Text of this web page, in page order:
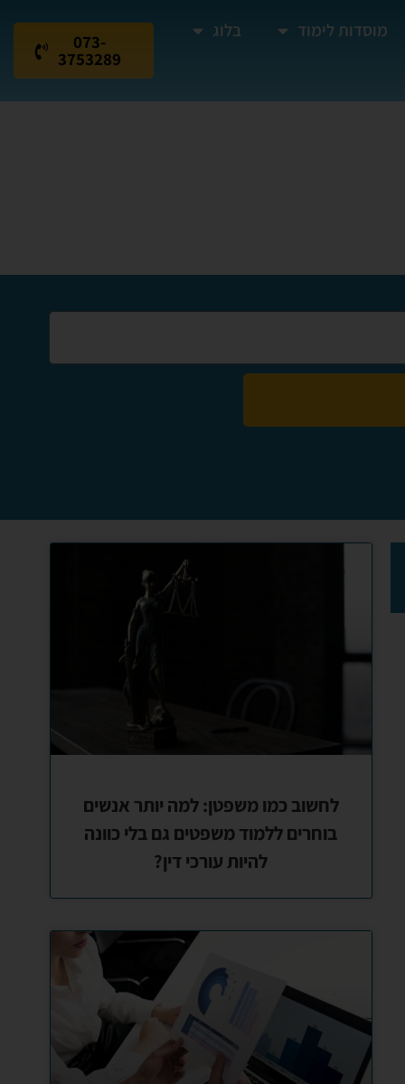
מוסדות לימוד בלוג
073-
3753289
לחשוב כמו משפטן: למה יותר אנשים
בוחרים ללמוד משפטים גם בלי כוונה
להיות עורכי דין?